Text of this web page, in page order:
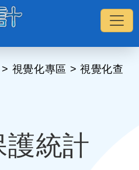
> 視覺化專區 >視覺化查
護統計